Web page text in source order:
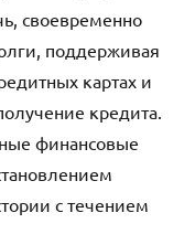
своевременно
поддерживая
картах и
кредита.
финансовые
с течением